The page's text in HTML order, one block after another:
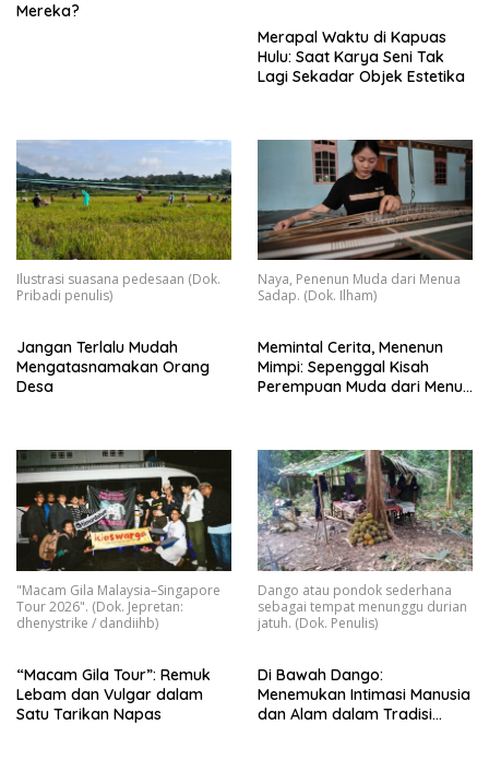
Mereka?
Merapal Waktu di Kapuas
Hulu: Saat Karya Seni Tak
Lagi Sekadar Objek Estetika
Ilustrasi suasana pedesaan (Dok.
Pribadi penulis)
Jangan Terlalu Mudah
Mengatasnamakan Orang
Desa
Naya, Penenun Muda dari Menua
Sadap. (Dok. Ilham)
Memintal Cerita, Menenun
Mimpi: Sepenggal Kisah
Perempuan Muda dari Menua
"Macam Gila Malaysia–Singapore
Tour 2026". (Dok. Jepretan:
dhenystrike / dandiihb)
“Macam Gila Tour”: Remuk
Lebam dan Vulgar dalam
Satu Tarikan Napas
Dango atau pondok sederhana
sebagai tempat menunggu durian
jatuh. (Dok. Penulis)
Di Bawah Dango:
Menemukan Intimasi Manusia
dan Alam dalam Tradisi